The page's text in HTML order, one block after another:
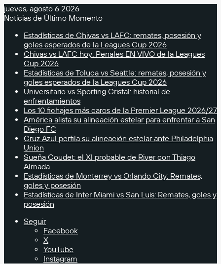
jueves, agosto 6 2026
Noticias de Último Momento
Estadísticas de Chivas vs LAFC: remates, posesión y
goles esperados de la Leagues Cup 2026
Chivas vs LAFC hoy: Penales EN VIVO de la Leagues
Cup 2026
Estadísticas de Toluca vs Seattle: remates, posesión y
goles esperados de la Leagues Cup 2026
Universitario vs Sporting Cristal: historial de
enfrentamientos
Los 10 fichajes más caros de la Premier League 2026/27
América alista su alineación estelar para enfrentar a San
Diego FC
Cruz Azul perfila su alineación estelar ante Philadelphia
Union
Sueña Coudet: el XI probable de River con Thiago
Almada
Estadísticas de Monterrey vs Orlando City: Remates,
goles y posesión
Estadísticas de Inter Miami vs San Luis: Remates, goles y
posesión
Seguir
Facebook
X
YouTube
Instagram